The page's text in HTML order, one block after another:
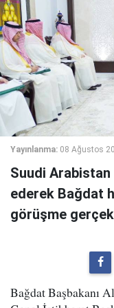
Yayınlanma: 08 Ağustos
Suudi
ederek Bağdat
görüşme
Bağdat Başbakanı